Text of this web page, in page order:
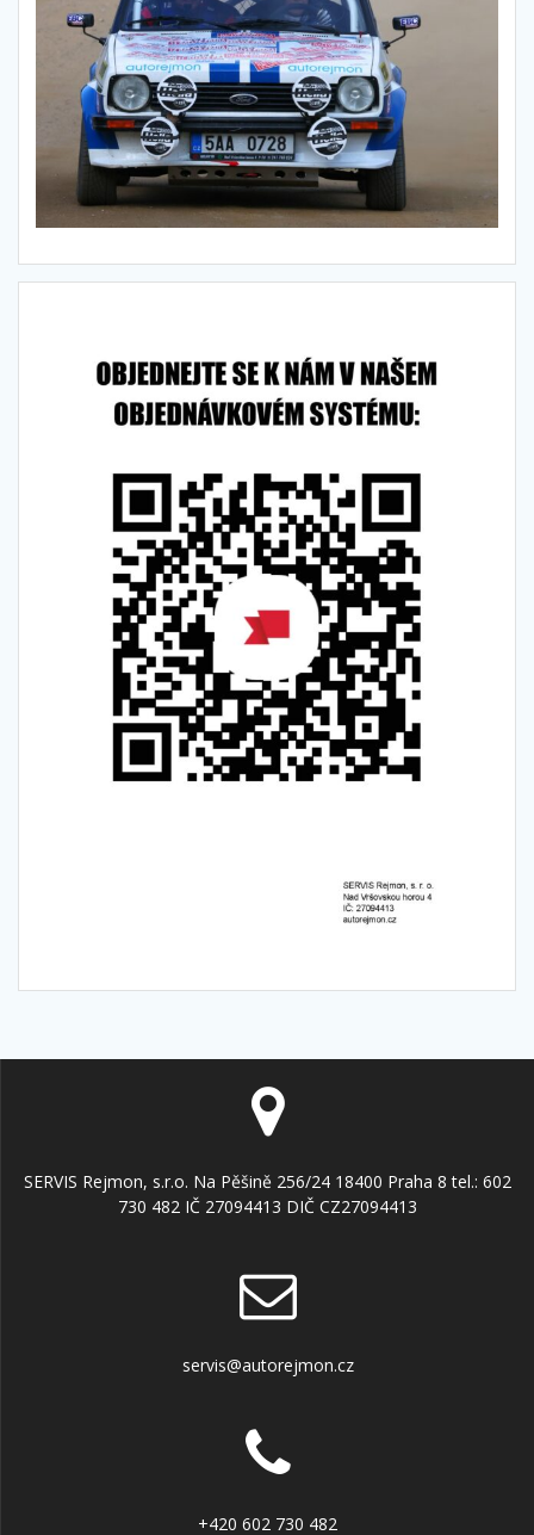
SERVIS Rejmon, s.r.o. Na Pěšině 256/24 18400 Praha 8 tel.: 602
730 482 IČ 27094413 DIČ CZ27094413
servis@autorejmon.cz
+420 602 730 482